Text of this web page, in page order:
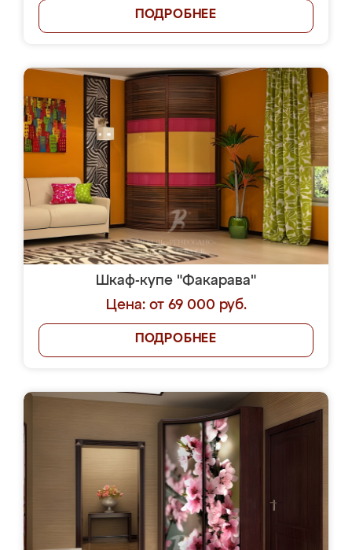
ПОДРОБНЕЕ
Шкаф-купе "Факарава"
Цена: от 69 000 руб.
ПОДРОБНЕЕ